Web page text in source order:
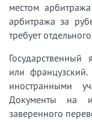
местом
арбитража за
требует
или
иностранными
Документы на
заверенного